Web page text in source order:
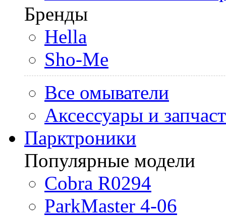
Бренды
Hella
Sho-Me
Все омыватели
Аксессуары и
Парктроники
Популярные модели
Cobra R0294
ParkMaster 4-06